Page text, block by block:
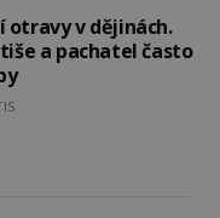
otravy v dějinách.
a pachatel často